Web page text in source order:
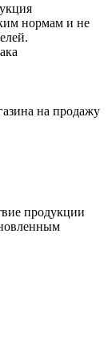
нормам и не
на продажу
продукции